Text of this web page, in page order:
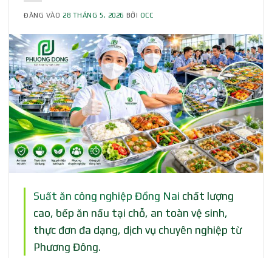
ĐĂNG VÀO 28 THÁNG 5, 2026 BỞI OCC
Suất ăn công nghiệp Đồng Nai chất lượng
cao, bếp ăn nấu tại chỗ, an toàn vệ sinh,
thực đơn đa dạng, dịch vụ chuyên nghiệp từ
Phương Đông.